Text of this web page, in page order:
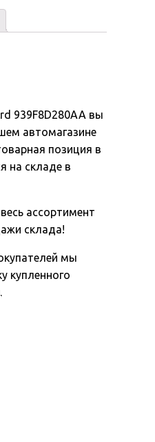
939F8D280AA вы
автомагазине
позиция в
на складе в
ассортимент
склада!
мы
купленного